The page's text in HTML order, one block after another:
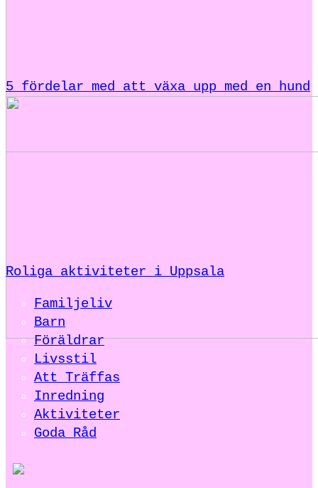
5 fördelar med att växa upp med en hund
Roliga aktiviteter i Uppsala
Familjeliv
Barn
Föräldrar
Livsstil
Att Träffas
Inredning
Aktiviteter
Goda Råd